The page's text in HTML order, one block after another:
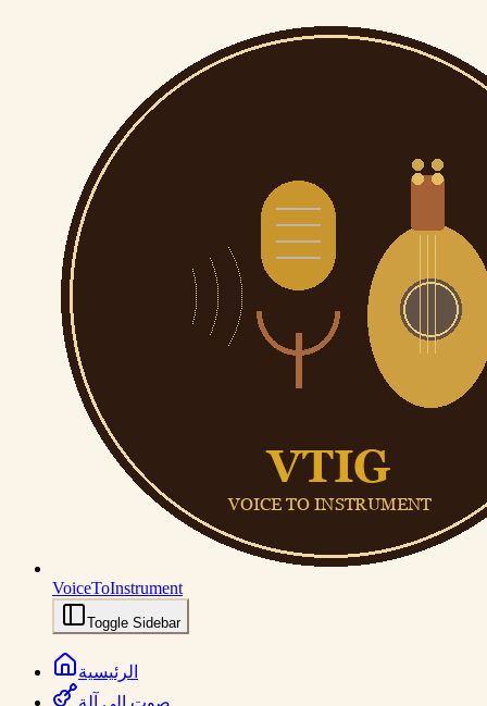
VoiceToInstrument
Toggle Sidebar
الرئيسية
صوت إلى آلة